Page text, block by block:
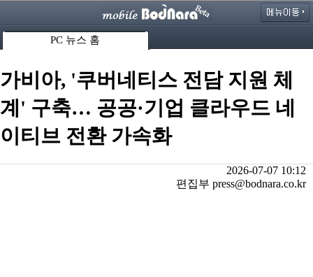
PC 뉴스 홈
가비아, '쿠버네티스 전담 지원 체
계' 구축… 공공·기업 클라우드 네
이티브 전환 가속화
2026-07-07 10:12
편집부 press@bodnara.co.kr